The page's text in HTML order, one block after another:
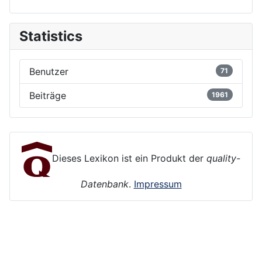
Statistics
Benutzer 71
Beiträge 1961
Dieses Lexikon ist ein Produkt der quality-
Datenbank. Impressum